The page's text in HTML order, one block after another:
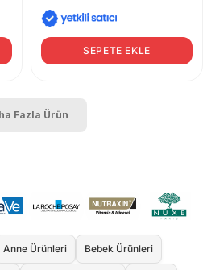
SEPETE EKLE
Fazla Ürün
Anne Ürünleri Bebek Ürünleri